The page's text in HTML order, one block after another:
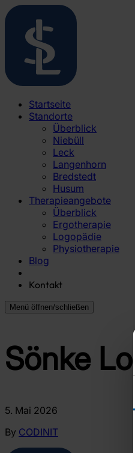
Startseite
Standorte
Überblick
Niebüll
Leck
Langenhorn
Bredstedt
Husum
Therapieangebote
Überblick
Ergotherapie
Logopädie
Physiotherapie
Blog
Kontakt
Menü öffnen/schließen
Sönke
5. Mai 2026
By CODINIT